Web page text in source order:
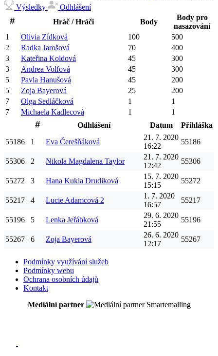
Výsledky
Odhlášení
Hráč / Hráči
Body
Body pro
nasazování
1
Olivia Zídková 100
500
2
Radka Jarošová 70
400
3
Kateřina Koldová 45
300
3
Andrea Volfová 45
300
5
Pavla Hanušová 45
200
5
Zoja Bayerová 25
200
7
Olga Sedláčková 1
1
7
Michaela Kadlecová 1
1
Odhlášení
Datum
Přihláška
55186
1 Eva Čerešňáková
21. 7. 2020
16:22
55186
55306 2 Nikola Magdalena Taylor
21. 7. 2020
12:42
55306
55272 3 Hana Kukla Drudiková
15. 7. 2020
15:15
55272
55217 4 Lucie Adamcová 2
1. 7. 2020
16:57
55217
55196 5 Lenka Jeřábková
29. 6. 2020
21:55
55196
55267 6 Zoja Bayerová
26. 6. 2020
12:17
55267
Podmínky využívání služeb
Podmínky webu
Ochrana osobních údajů
Kontakt
Mediální partner